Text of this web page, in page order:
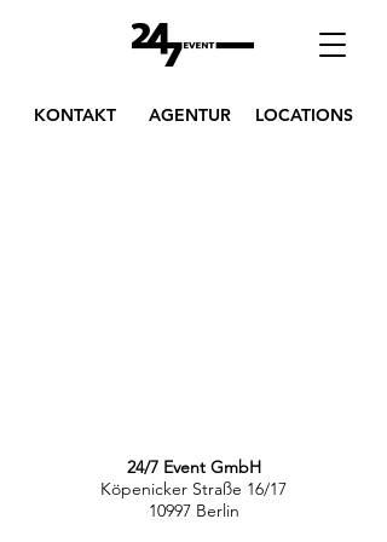
LOCATIONS
AGENTUR
KONTAKT
24/7 Event GmbH
Köpenicker Straße 16/17
10997 Berlin